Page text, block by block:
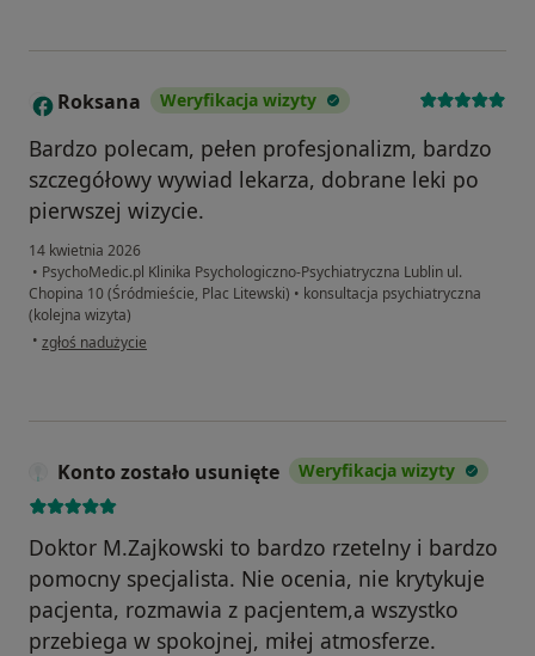
R Roksana Weryfikacja wizyty
Bardzo polecam, pełen profesjonalizm, bardzo
szczegółowy wywiad lekarza, dobrane leki po
pierwszej wizycie.
14 kwietnia 2026
• PsychoMedic.pl Klinika Psychologiczno-Psychiatryczna Lublin ul.
Chopina 10 (Śródmieście, Plac Litewski) • konsultacja psychiatryczna
(kolejna wizyta)
• w opinii użytkownika Roksana
zgłoś nadużycie
Konto zostało usunięte Weryfikacja wizyty
Doktor M.Zajkowski to bardzo rzetelny i bardzo
pomocny specjalista. Nie ocenia, nie krytykuje
pacjenta, rozmawia z pacjentem,a wszystko
przebiega w spokojnej, miłej atmosferze.